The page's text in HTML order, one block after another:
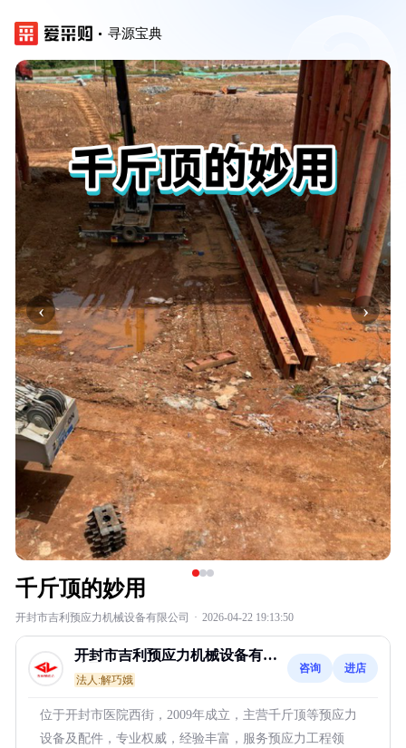
寻源宝典
‹ ›
千斤顶的妙用
开封市吉利预应力机械设备有限公司 · 2026-04-22 19:13:50
开封市吉利预应力机械设备有限
公司
法人:解巧娥
咨询 进店
位于开封市医院西街，2009年成立，主营千斤顶等预应力
设备及配件，专业权威，经验丰富，服务预应力工程领